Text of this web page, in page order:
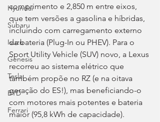
Hyundai
Subaru
Isuzu
Genesis
Tesla
BYD
Ferrari
comprimento e 2,850 m entre eixos,
que tem versões a gasolina e híbridas,
incluindo com carregamento externo
da bateria (Plug-In ou PHEV). Para o
Sport Utility Vehicle (SUV) novo, a Lexus
recorreu ao sistema elétrico que
também propõe no RZ (e na oitava
geração do ES!), mas beneficiando-o
com motores mais potentes e bateria
maior (95,8 kWh de capacidade).